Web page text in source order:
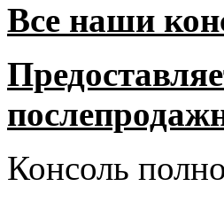
Все наши
Консоль